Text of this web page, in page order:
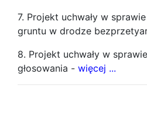
7. Projekt uchwały w
gruntu w drodze
8. Projekt uchwały w
głosowania - więcej ...